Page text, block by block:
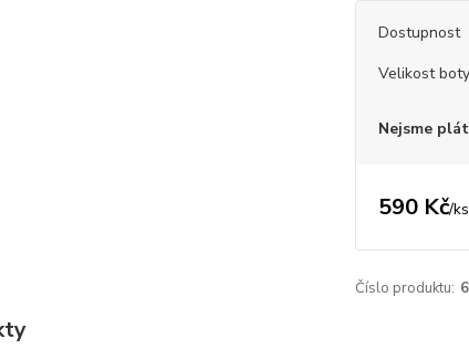
Dostupnost
Velikost
Nejsme
590 Kč/ks
Číslo produktu: